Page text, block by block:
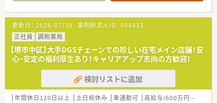
種の方々と連携しながら業務に携われます！
となる従業員など、薬剤師として様々な活躍ができるフィールド
を用意されています
■総合薬剤師・調剤薬剤師（土日休み・19時までの勤務）どちらか
の働き方を選択できます
■調剤併設型だけでなく「医療モール・クリニック併設店舗」「敷
地内薬局」「訪問調剤特化型店舗」など様々な店舗を運営してい
ます
■在宅医療にも積極的取り組んでおり「訪問調剤特化型店舗」を
50店舗以上、無菌調剤室は業界最多の51店舗設置しています
■「プラチナくるみん認定企業」「健康経営優良法人2023（大規模
法人部門）認定」等を取得し一人ひとりが働きやすい環境が整備
更新日： 2026/07/30 薬剤師求人ID： 608833
正社員
調剤薬局
【堺市中区】大手DGSチェーンでの珍しい在宅メイン店舗！安
心・安定の福利厚生あり！キャリアアップ志向の方歓迎！
検討リストに追加
年間休日120日以上 土日祝休み 車通勤可 高給与(600万円以上)